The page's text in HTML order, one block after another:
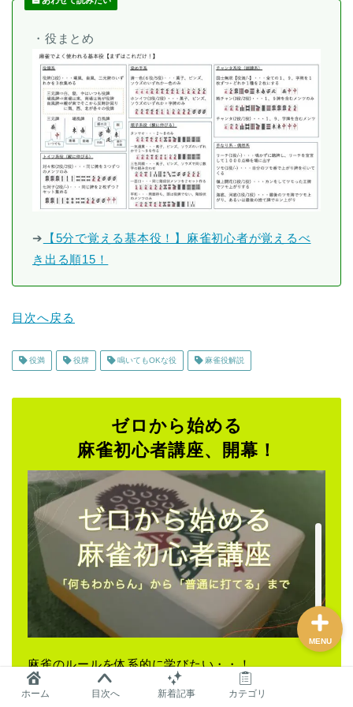
・役まとめ
➔
【5分で覚える基本役！】麻雀初心者が覚えるべ
き出る順15！
目次へ戻る
役満 役牌 鳴いてもOKな役 麻雀役解説
ゼロから始める
麻雀初心者講座、開幕！
麻雀のルールを体系的に学びたい・・！
ホーム 目次へ 新着記事 カテゴリ
MENU
麻雀グッズ研究所のサイ
トマップ
問い合わせ
プロフィール
おすすめ